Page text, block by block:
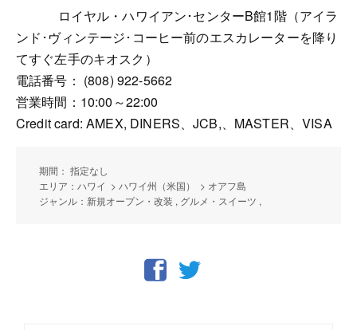
ロイヤル・ハワイアン･センターB館1階（アイラ
ンド･ヴィンテージ･コーヒー前のエスカレーターを降り
てすぐ左手のキオスク）
電話番号： (808) 922-5662
営業時間：10:00～22:00
Credit card: AMEX, DINERS、JCB,、MASTER、VISA
期間： 指定なし
エリア：ハワイ > ハワイ州（米国） > オアフ島
ジャンル：新規オープン・改装 , グルメ・スイーツ ,